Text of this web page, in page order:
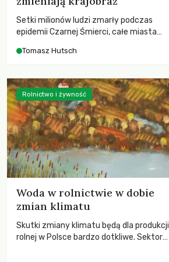
Setki milionów ludzi zmarły podczas
epidemii Czarnej Śmierci, całe miasta
pierwsze liście nowych dębów rozwijały
podnosiła się po jednej z największych
katastrof w swoich dziejach.
Tomasz Hutsch
Woda w rolnictwie w dobie
zmian klimatu
Skutki zmiany klimatu będą dla produkcji
rolnej w Polsce bardzo dotkliwe. Sektor
Rolnictwo i żywność